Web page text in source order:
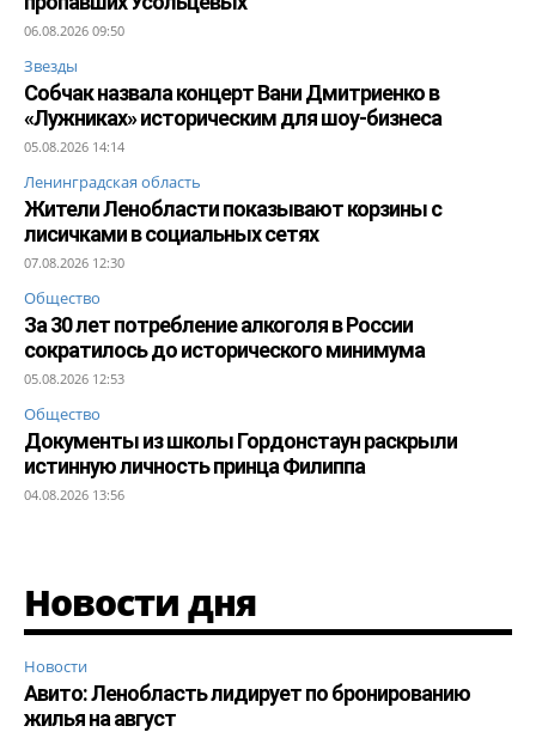
06.08.2026 09:50
Звезды
Собчак назвала концерт Вани Дмитриенко в
«Лужниках» историческим для шоу-бизнеса
05.08.2026 14:14
Ленинградская область
Жители Ленобласти показывают корзины с
лисичками в социальных сетях
07.08.2026 12:30
Общество
За 30 лет потребление алкоголя в России
сократилось до исторического минимума
05.08.2026 12:53
Общество
Документы из школы Гордонстаун раскрыли
истинную личность принца Филиппа
04.08.2026 13:56
Новости дня
Новости
Авито: Ленобласть лидирует по бронированию
жилья на август